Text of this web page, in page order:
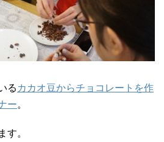
る カカオ豆からチョコレートを作
ー。
す。